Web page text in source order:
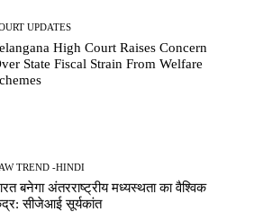
UPDATES
High Court Raises Concern
State Fiscal Strain From Welfare
TREND -HINDI
बनेगा अंतरराष्ट्रीय मध्यस्थता का वैश्विक
सीजेआई सूर्यकांत